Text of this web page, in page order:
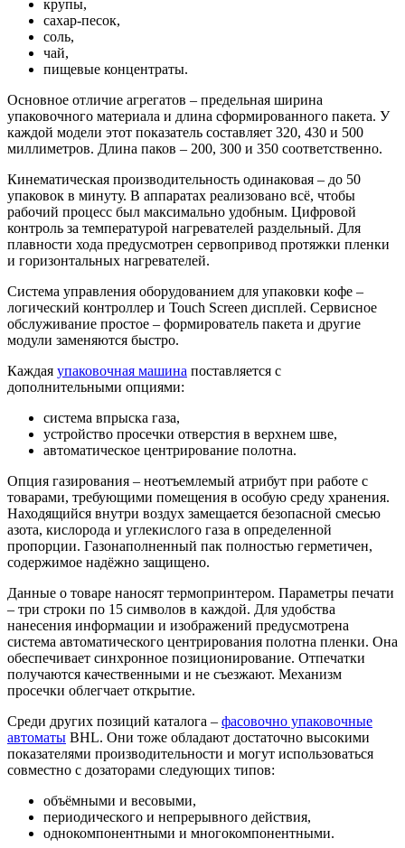
крупы,
сахар-песок,
соль,
чай,
пищевые концентраты.
Основное отличие агрегатов – предельная ширина
упаковочного материала и длина сформированного пакета. У
каждой модели этот показатель составляет 320, 430 и 500
миллиметров. Длина паков – 200, 300 и 350 соответственно.
Кинематическая производительность одинаковая – до 50
упаковок в минуту. В аппаратах реализовано всё, чтобы
рабочий процесс был максимально удобным. Цифровой
контроль за температурой нагревателей раздельный. Для
плавности хода предусмотрен сервопривод протяжки пленки
и горизонтальных нагревателей.
Система управления оборудованием для упаковки кофе –
логический контроллер и Touch Screen дисплей. Сервисное
обслуживание простое – формирователь пакета и другие
модули заменяются быстро.
Каждая упаковочная машина поставляется с
дополнительными опциями:
система впрыска газа,
устройство просечки отверстия в верхнем шве,
автоматическое центрирование полотна.
Опция газирования – неотъемлемый атрибут при работе с
товарами, требующими помещения в особую среду хранения.
Находящийся внутри воздух замещается безопасной смесью
азота, кислорода и углекислого газа в определенной
пропорции. Газонаполненный пак полностью герметичен,
содержимое надёжно защищено.
Данные о товаре наносят термопринтером. Параметры печати
– три строки по 15 символов в каждой. Для удобства
нанесения информации и изображений предусмотрена
система автоматического центрирования полотна пленки. Она
обеспечивает синхронное позиционирование. Отпечатки
получаются качественными и не съезжают. Механизм
просечки облегчает открытие.
Среди других позиций каталога – фасовочно упаковочные
автоматы BHL. Они тоже обладают достаточно высокими
показателями производительности и могут использоваться
совместно с дозаторами следующих типов:
объёмными и весовыми,
периодического и непрерывного действия,
однокомпонентными и многокомпонентными.